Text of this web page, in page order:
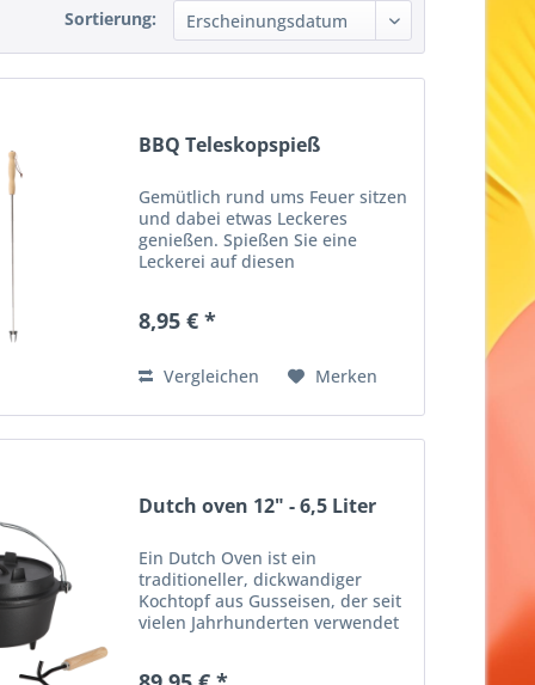
Sortierung:
BBQ Teleskopspieß
Gemütlich rund ums Feuer sitzen
und dabei etwas Leckeres
genießen. Spießen Sie eine
Leckerei auf diesen
lässt sich von 19 cm auf bis zu 80
einen...
8,95 € *
Vergleichen Merken
Dutch oven 12" - 6,5 Liter
Ein Dutch Oven ist ein
traditioneller, dickwandiger
Kochtopf aus Gusseisen, der seit
vielen Jahrhunderten verwendet